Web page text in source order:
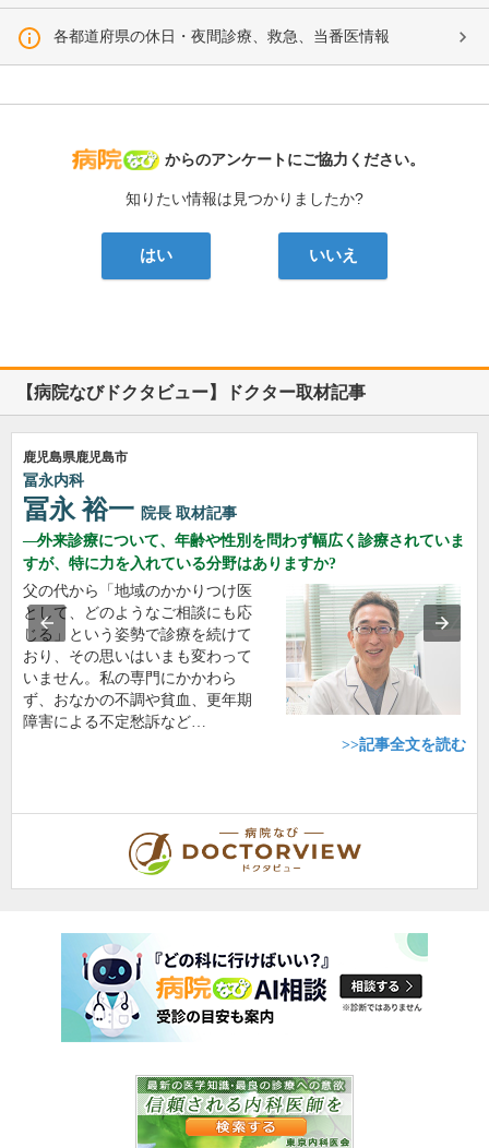
各都道府県の休日・夜間診療、救急、当番医情報
病院なび
からのアンケートにご協力ください。
知りたい情報は見つかりましたか?
はい いいえ
【病院なびドクタビュー】ドクター取材記事
鹿児島県鹿児島市
冨永内科
冨永 裕一 院長 取材記事
外来診療について、年齢や性別を問わず幅広く診療されていま
すが、特に力を入れている分野はありますか?
父の代から「地域のかかりつけ医
として、どのようなご相談にも応
じる」という姿勢で診療を続けて
おり、その思いはいまも変わって
いません。私の専門にかかわら
ず、おなかの不調や貧血、更年期
障害による不定愁訴など…
>>記事全文を読む